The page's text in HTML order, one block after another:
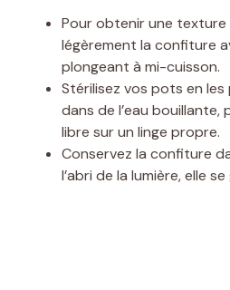
Pour obtenir une texture
légèrement la confiture
plongeant à mi-cuisson.
Stérilisez vos pots en
dans de l’eau bouillante,
libre sur un linge propre.
Conservez la confiture
l’abri de la lumière, elle